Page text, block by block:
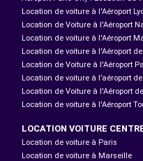
Location de voiture à l'Aéroport
Location de Voiture à l'Aéroport
Location de voiture à l'Aéroport
Location de voiture à l'Aéroport
Location de Voiture à l'Aéroport
Location de voiture à l’aéroport
Location de Voiture à l'Aéroport
Location de voiture à l'Aéroport
LOCATION VOITURE
Location de voiture à Paris
Location de voiture à Marseille